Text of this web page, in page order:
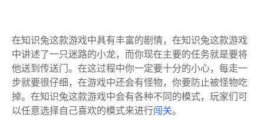
在知识兔这款游戏中具有丰富的剧情，在知识兔这款游戏
中讲述了一只迷路的小龙，而你现在主要的任务就是要将
他送到传送门。在这过程中你一定要十分的小心，每走一
步就要很仔细，在游戏中还会有怪物，你要防止被怪物吃
掉。在知识兔这款游戏中会有各种不同的模式，玩家们可
以任意选择自己喜欢的模式来进行闯关。